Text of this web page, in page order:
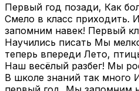
Первый год позади, Как
Смело в класс приходить.
запомним навек! Первый
Научились писать Мы
теперь впереди Лето,
Наш весёлый разбег! Мы
В школе знаний так много